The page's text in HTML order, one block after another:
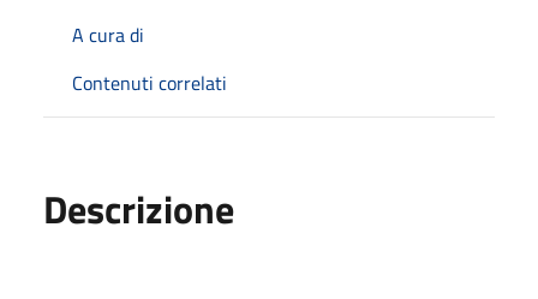
A cura di
Contenuti correlati
Descrizione